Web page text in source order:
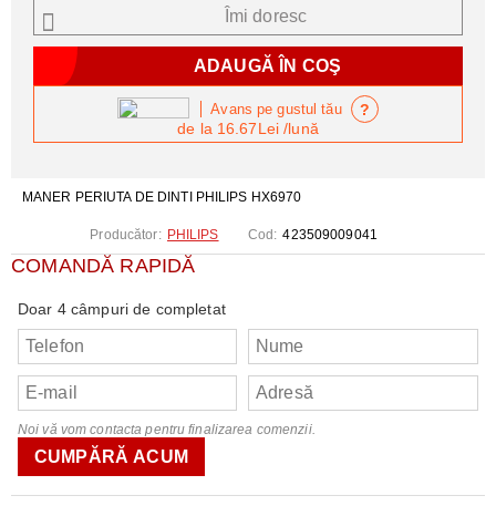
MANER PERIUTA DE DINTI PHILIPS HX6970
Producător: PHILIPS Cod: 423509009041
COMANDĂ RAPIDĂ
Doar 4 câmpuri de completat
Noi vă vom contacta pentru finalizarea comenzii.
Îmi doresc
de la 16.67Lei/lună
Avans pe gustul tău ?